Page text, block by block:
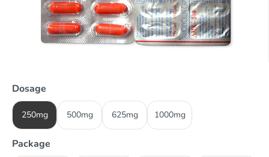
Dosage
250mg 500mg 625mg 1000mg
Package